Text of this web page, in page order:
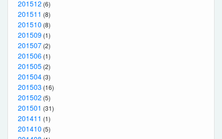
201512 (6)
201511 (8)
201510 (8)
201509 (1)
201507 (2)
201506 (1)
201505 (2)
201504 (3)
201503 (16)
201502 (5)
201501 (31)
201411 (1)
201410 (5)